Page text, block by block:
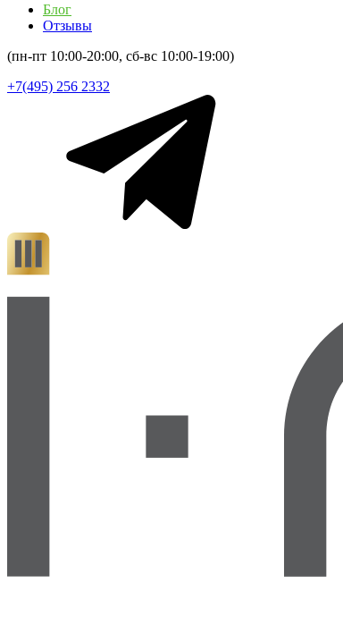
Блог
Отзывы
(пн-пт 10:00-20:00, сб-вс 10:00-19:00)
+7(495) 256 2332